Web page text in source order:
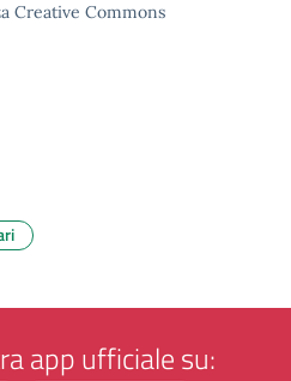
Creative Commons
app ufficiale su: